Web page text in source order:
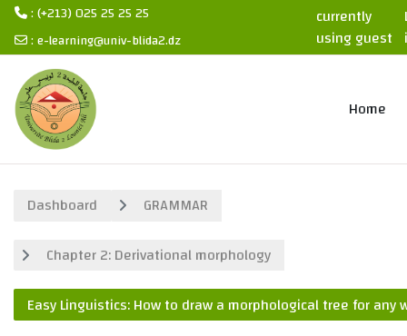
Skip to main content
: (+213) 025 25 25 25
:e-learning@univ-blida2.dz
currently
using guest
access
Home
Dashboard
GRAMMAR
Chapter 2: Derivational morphology
Easy Linguistics: How to draw a morphological tree for any